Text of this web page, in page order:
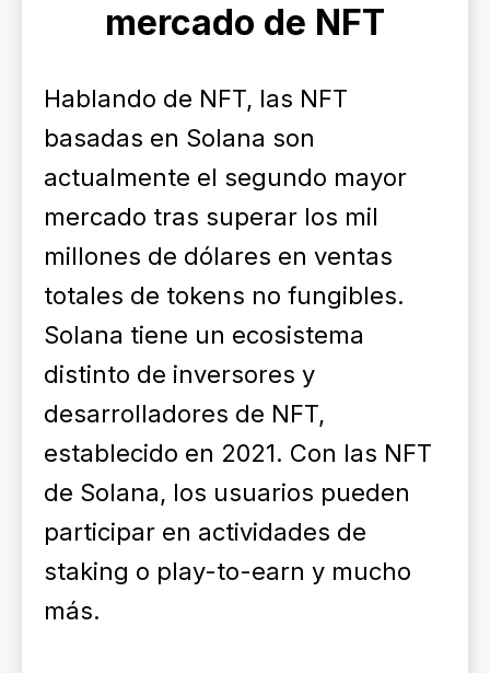
mercado de NFT
Hablando de NFT, las NFT
basadas en Solana son
actualmente el segundo mayor
mercado tras superar los mil
millones de dólares en ventas
totales de tokens no fungibles.
Solana tiene un ecosistema
distinto de inversores y
desarrolladores de NFT,
establecido en 2021. Con las NFT
de Solana, los usuarios pueden
participar en actividades de
staking o play-to-earn y mucho
más.